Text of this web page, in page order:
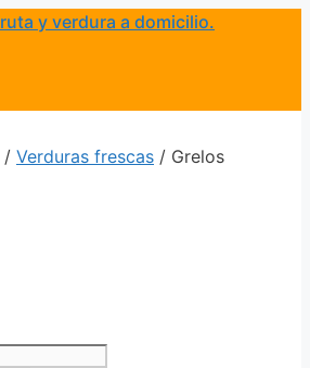
/ Verduras frescas / Grelos